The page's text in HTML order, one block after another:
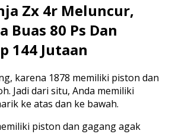
Zx 4r Meluncur,
Buas 80 Ps Dan
144 Jutaan
karena 1878 memiliki piston dan
Jadi dari situ, Anda memiliki
ke atas dan ke bawah.
piston dan gagang agak